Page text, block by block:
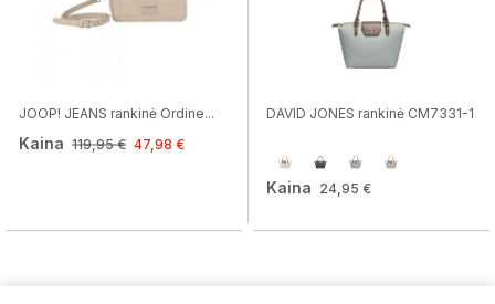
JOOP! JEANS rankinė Ordine...
Kaina 119,95 € 47,98 €
DAVID JONES rankinė CM7331-1
Kaina 24,95 €